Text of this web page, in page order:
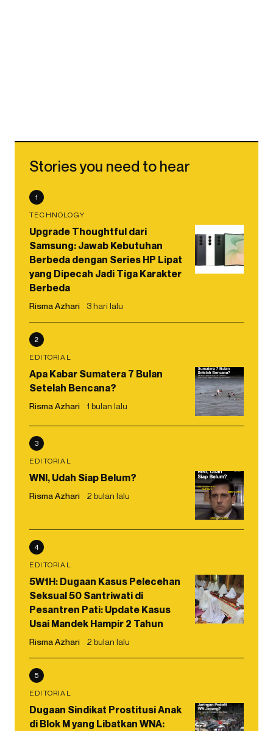
Stories you need to hear
1
TECHNOLOGY
Upgrade Thoughtful dari
Samsung: Jawab Kebutuhan
Berbeda dengan Series HP Lipat
yang Dipecah Jadi Tiga Karakter
Berbeda
Risma Azhari 3 hari lalu
2
EDITORIAL
Apa Kabar Sumatera 7 Bulan
Setelah Bencana?
Risma Azhari 1 bulan lalu
3
EDITORIAL
WNI, Udah Siap Belum?
Risma Azhari 2 bulan lalu
4
EDITORIAL
5W1H: Dugaan Kasus Pelecehan
Seksual 50 Santriwati di
Pesantren Pati: Update Kasus
Usai Mandek Hampir 2 Tahun
Risma Azhari 2 bulan lalu
5
EDITORIAL
Dugaan Sindikat Prostitusi Anak
di Blok M yang Libatkan WNA: